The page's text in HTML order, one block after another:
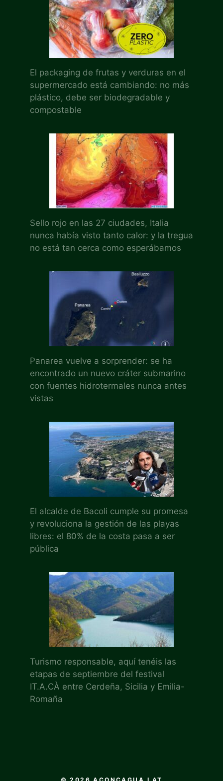
El packaging de frutas y verduras en el
supermercado está cambiando: no más
plástico, debe ser biodegradable y
compostable
Sello rojo en las 27 ciudades, Italia
nunca había visto tanto calor: y la tregua
no está tan cerca como esperábamos
Panarea vuelve a sorprender: se ha
encontrado un nuevo cráter submarino
con fuentes hidrotermales nunca antes
vistas
El alcalde de Bacoli cumple su promesa
y revoluciona la gestión de las playas
libres: el 80% de la costa pasa a ser
pública
Turismo responsable, aquí tenéis las
etapas de septiembre del festival
IT.A.CÀ entre Cerdeña, Sicilia y Emilia-
Romaña